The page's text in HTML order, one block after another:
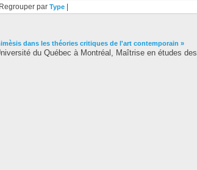
Regrouper par Type
dans les théories critiques de l'art contemporain »
du Québec à Montréal, Maîtrise en études des